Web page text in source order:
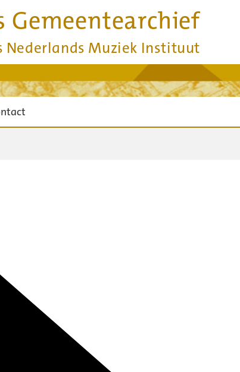
Gemeentearchief
Nederlands Muziek Instituut